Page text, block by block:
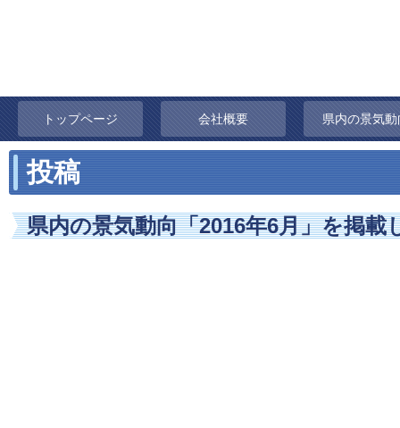
トップページ 会社概要 県内の景気動
投稿
県内の景気動向「2016年6月」を掲載